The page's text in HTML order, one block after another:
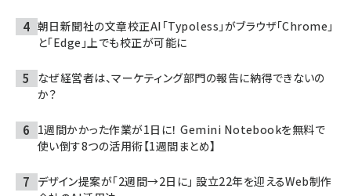
朝日新聞社の文章校正AI「Typoless」がブラウザ「Chrome」
と「Edge」上でも校正が可能に
なぜ経営者は、マーケティング部門の報告に納得できないの
か？
1週間かかった作業が1日に！ Gemini Notebookを無料で
使い倒す8つの活用術【1週間まとめ】
デザイン提案が「2週間→2日に」 設立22年を迎えるWeb制作